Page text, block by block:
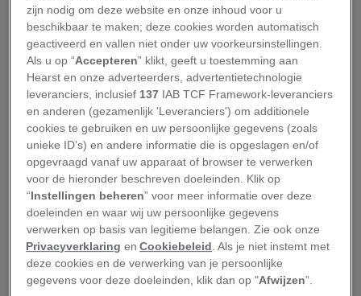
Van kolen en stadsgas naar
aardgas
Nog geen decennium na de vondst verwarmde
en kookte vrijwel het hele land op aardgas. Die
omschakeling ging niet alleen razendsnel, maar
was ook een ongekend staaltje ingenieurskunst.
Duizenden kilometers aan pijpleidingen
verdwenen onder de grond.
Kolen, stadsgas en aardolie, dat waren tot eind
jaren zestig de belangrijkste energiebronnen om
de Nederlandse huizen mee te verwarmen.
zijn nodig om deze website en onze inhoud voor u
beschikbaar te maken; deze cookies worden automatisch
geactiveerd en vallen niet onder uw voorkeursinstellingen.
Als u op “Accepteren” klikt, geeft u toestemming aan
Hearst en onze adverteerders, advertentietechnologie
leveranciers, inclusief 137 IAB TCF Framework-leveranciers
en anderen (gezamenlijk 'Leveranciers') om additionele
cookies te gebruiken en uw persoonlijke gegevens (zoals
unieke ID’s) en andere informatie die is opgeslagen en/of
opgevraagd vanaf uw apparaat of browser te verwerken
voor de hieronder beschreven doeleinden. Klik op
“Instellingen beheren” voor meer informatie over deze
doeleinden en waar wij uw persoonlijke gegevens
verwerken op basis van legitieme belangen. Zie ook onze
Privacyverklaring enCookiebeleid . Als je niet instemt met
deze cookies en de verwerking van je persoonlijke
gegevens voor deze doeleinden, klik dan op "Afwijzen”.